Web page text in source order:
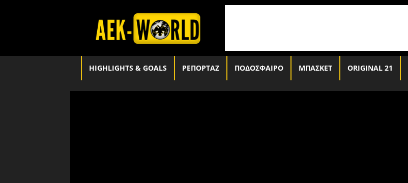
world.gr
HIGHLIGHTS & GOALS ΡΕΠΟΡΤΑΖ ΠΟΔΟΣΦΑΙΡΟ ΜΠΑΣΚΕΤ ORIGINAL 21